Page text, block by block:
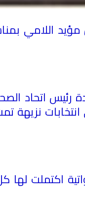
اللامي
رئيس اتحاد
انتخابات
اكتملت لها
الاتحاد العام
بدعم حرية